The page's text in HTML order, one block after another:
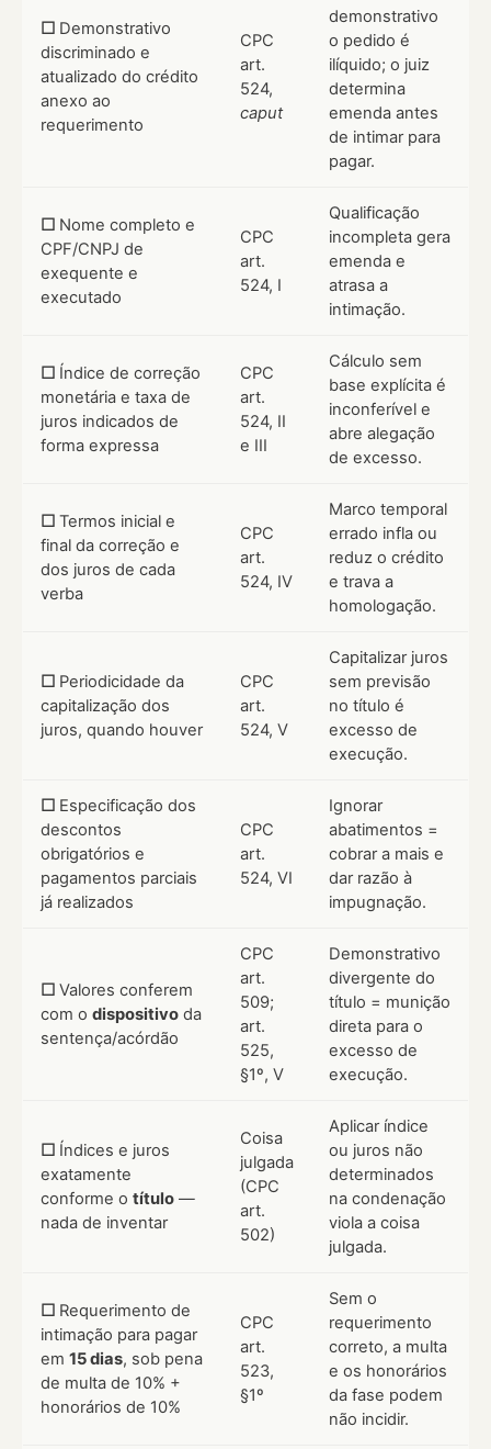
☐ Demonstrativo
discriminado e
atualizado do crédito
anexo ao
requerimento
CPC
art.
524,
caput
demonstrativo
o pedido é
ilíquido; o juiz
determina
emenda antes
de intimar para
pagar.
☐ Nome completo e
CPF/CNPJ de
exequente e
executado
CPC
art.
524, I
Qualificação
incompleta gera
emenda e
atrasa a
intimação.
☐ Índice de correção
monetária e taxa de
juros indicados de
forma expressa
CPC
art.
524, II
e III
Cálculo sem
base explícita é
inconferível e
abre alegação
de excesso.
☐ Termos inicial e
final da correção e
dos juros de cada
verba
CPC
art.
524, IV
Marco temporal
errado infla ou
reduz o crédito
e trava a
homologação.
☐ Periodicidade da
capitalização dos
juros, quando houver
CPC
art.
524, V
Capitalizar juros
sem previsão
no título é
excesso de
execução.
☐ Especificação dos
descontos
obrigatórios e
pagamentos parciais
já realizados
CPC
art.
524, VI
Ignorar
abatimentos =
cobrar a mais e
dar razão à
impugnação.
☐ Valores conferem
com o dispositivo da
sentença/acórdão
CPC
art.
509;
art.
525,
§1º, V
Demonstrativo
divergente do
título = munição
direta para o
excesso de
execução.
☐ Índices e juros
exatamente
conforme o título —
nada de inventar
Coisa
julgada
(CPC
art.
502)
Aplicar índice
ou juros não
determinados
na condenação
viola a coisa
julgada.
☐ Requerimento de
intimação para pagar
em 15 dias, sob pena
de multa de 10% +
honorários de 10%
CPC
art.
523,
§1º
Sem o
requerimento
correto, a multa
e os honorários
da fase podem
não incidir.